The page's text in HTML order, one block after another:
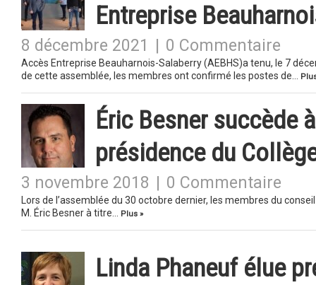
Entreprise
8 décembre 2021 0 Commentaire
Accès Entreprise Beauharnois-Salaberry (AEBHS)a tenu, le 7
de cette assemblée, les membres ont confirmé les postes de…
Éric Besner succède
présidence du
3 novembre 2018 0 Commentaire
Lors de l’assemblée du 30 octobre dernier, les membres du
M. Éric Besner à titre…
Plus »
Linda Phaneuf élue